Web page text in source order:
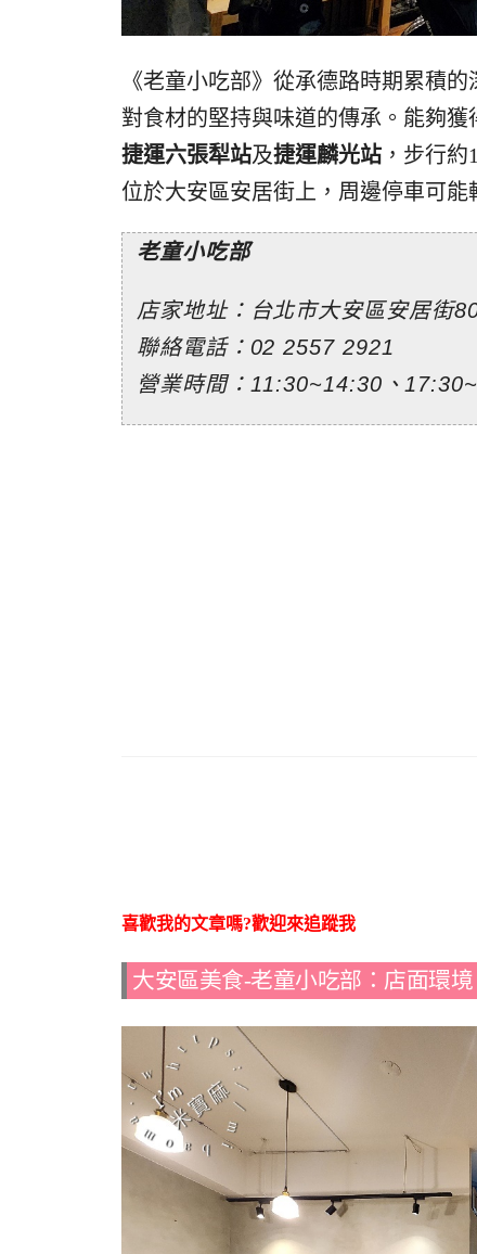
《老童小吃部》從承德路時期累積
對食材的堅持與味道的傳承。能夠
捷運六張犁站及捷運麟光站 ，步行
位於大安區安居街上，周邊停車可
老童小吃部
店家地址：台北市大安區安居街
聯絡電話：02 2557 2921
營業時間：11:30~14:30、
喜歡我的文章嗎?歡迎來追蹤我
大安區美食-老童小吃部：店面環境